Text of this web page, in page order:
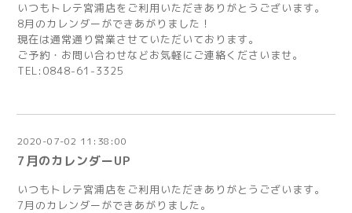
いつもトレテ宮浦店をご利用いただきありがとうございます。
8月のカレンダーができあがりました！
現在は通常通り営業させていただいております。
ご予約・お問い合わせなどお気軽にご連絡くださいませ。
TEL:0848-61-3325
2020-07-02 11:38:00
7月のカレンダーUP
いつもトレテ宮浦店をご利用いただきありがとうございます。
7月のカレンダーができあがりました。